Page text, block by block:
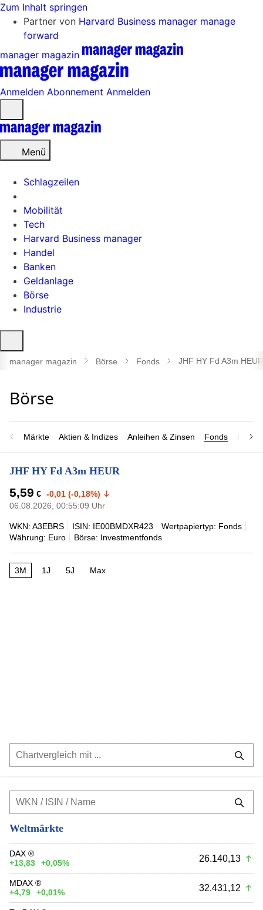
Zum Inhalt springen
Partner von Harvard Business manager manage
forward
manager magazin
Anmelden Abonnement Anmelden
öffnen
Menü
Schlagzeilen
Mobilität
Tech
Harvard Business manager
Handel
Banken
Geldanlage
Börse
Industrie
öffnen
manager magazin Börse Fonds JHF HY Fd A3m HEUR
Märkte Aktien & Indizes Anleihen & Zinsen Fonds
JHF HY Fd A3m HEUR
5,59 € -0,01 (-0,18%)
06.08.2026, 00:55:09 Uhr
WKN: A3EBRS ISIN: IE00BMDXR423
Wertpapiertyp: Fonds
Währung: Euro
Börse: Investmentfonds
3M 1J 5J Max
Weltmärkte
DAX ®
+13,83
+0,05% 26.140,13
MDAX ®
+4,79
+0,01% 32.431,12